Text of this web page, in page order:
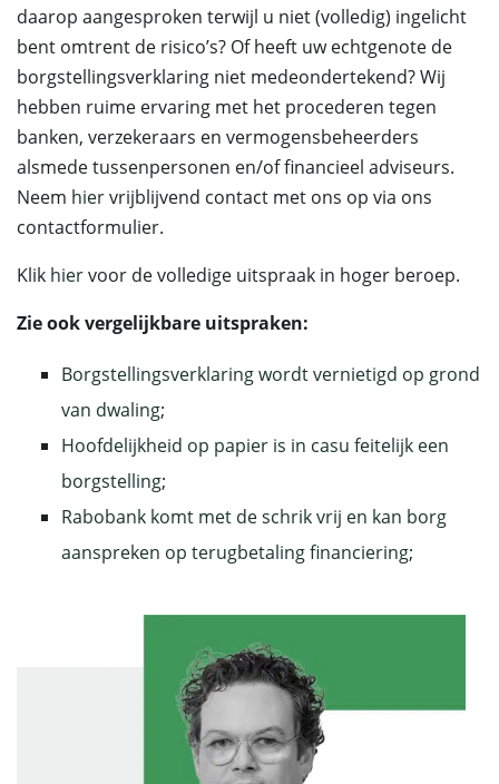
daarop aangesproken terwijl u niet (volledig) ingelicht
bent omtrent de risico’s? Of heeft uw echtgenote de
borgstellingsverklaring niet medeondertekend? Wij
hebben ruime ervaring met het procederen tegen
banken, verzekeraars en vermogensbeheerders
alsmede tussenpersonen en/of financieel adviseurs.
Neem hiervrijblijvend contact met ons op via ons
contactformulier.
Klik hiervoor de volledige uitspraak in hoger beroep.
Zie ook vergelijkbare uitspraken:
Borgstellingsverklaring wordt vernietigd op grond
van dwaling;
Hoofdelijkheid op papier is in casu feitelijk een
borgstelling;
Rabobank komt met de schrik vrij en kan borg
aanspreken op terugbetaling financiering;